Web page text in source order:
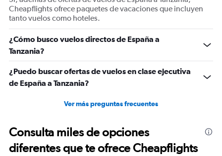
values.
Range:
0
1500.
Cheapflights ofrece paquetes de vacaciones que incluyen
tanto vuelos como hoteles.
¿Cómo busco vuelos directos de España a
Tanzania?
¿Puedo buscar ofertas de vuelos en clase ejecutiva
de España a Tanzania?
Ver más preguntas frecuentes
Consulta miles de opciones
diferentes que te ofrece Cheapflights